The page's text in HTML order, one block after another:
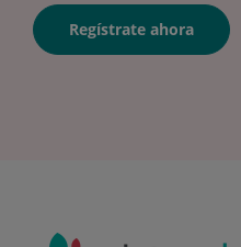
Regístrate ahora